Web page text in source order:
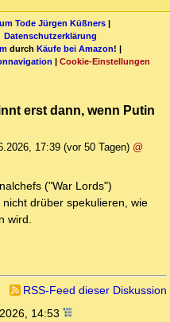
Tode Jürgen Küßners |
Datenschutzerklärung
durch Käufe bei Amazon! |
| Cookie-Einstellungen
erst dann, wenn Putin
17:39 (vor 50 Tagen) @
("War Lords")
drüber spekulieren, wie
wird.
RSS-Feed dieser Diskussion
14:53